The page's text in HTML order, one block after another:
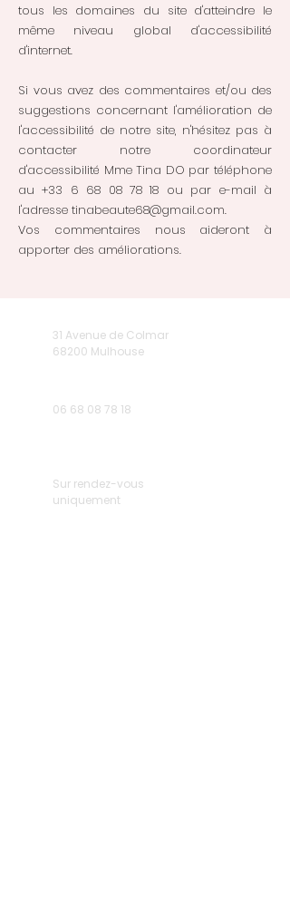
tous les domaines du site d'atteindre le
même niveau global d'accessibilité
d'internet.
Si vous avez des commentaires et/ou des
suggestions concernant l'amélioration de
l'accessibilité de notre site, n'hésitez pas à
contacter notre coordinateur
d'accessibilité Mme Tina DO par téléphone
au+33 6 68 08 78 18 ou par e-mail à
l'adresse tinabeaute68@gmail.com.
Vos commentaires nous aideront à
apporter des améliorations.
31 Avenue de Colmar
68200 Mulhouse
06 68 08 78 18
Sur rendez-vous
uniquement